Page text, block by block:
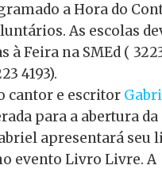
a Hora do
As escolas
à Feira na SMEd (
4193).
cantor e escritor
para a abertura
apresentará seu
evento Livro Livre. A